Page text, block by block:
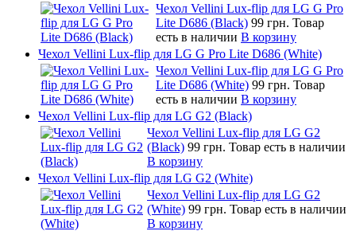
Чехол Vellini Lux-flip для LG G Pro
Lite D686 (Black) 99 грн. Товар
есть в наличии В корзину
Чехол Vellini Lux-flip для LG G Pro Lite D686 (White)
Чехол Vellini Lux-flip для LG G Pro
Lite D686 (White) 99 грн. Товар
есть в наличии В корзину
Чехол Vellini Lux-flip для LG G2 (Black)
Чехол Vellini Lux-flip для LG G2
(Black) 99 грн. Товар есть в наличии
В корзину
Чехол Vellini Lux-flip для LG G2 (White)
Чехол Vellini Lux-flip для LG G2
(White) 99 грн. Товар есть в наличии
В корзину